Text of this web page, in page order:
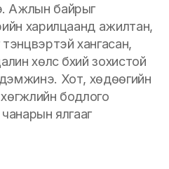
Ажлын байрыг
харилцаанд ажилтан,
хангасан,
хөлс бүхий зохистой
Хот, хөдөөгийн
бодлого
ялгааг